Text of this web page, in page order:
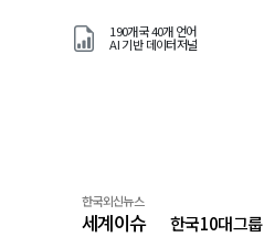
190개국 40개 언어
AI 기반 데이터저널
한국외신뉴스
세계이슈 한국10대그룹